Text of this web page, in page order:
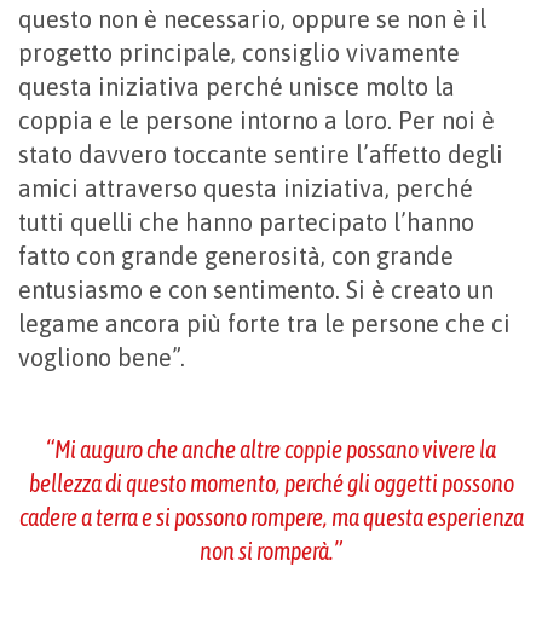
questo non è necessario, oppure se non è il
progetto principale, consiglio vivamente
questa iniziativa perché unisce molto la
coppia e le persone intorno a loro. Per noi è
stato davvero toccante sentire l’affetto degli
amici attraverso questa iniziativa, perché
tutti quelli che hanno partecipato l’hanno
fatto con grande generosità, con grande
entusiasmo e con sentimento. Si è creato un
legame ancora più forte tra le persone che ci
vogliono bene”.
“Mi auguro che anche altre coppie possano vivere la
bellezza di questo momento, perché gli oggetti possono
cadere a terra e si possono rompere, ma questa esperienza
non si romperà.”